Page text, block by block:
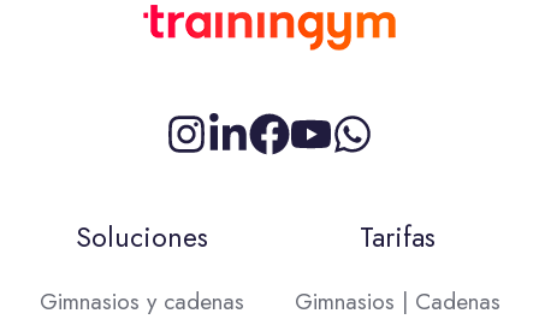
Síguenos¿Conectamos
Síguenos
Facebook
Síguenos
YouTube
Soluciones
Gimnasios y cadenas
Tarifas
Gimnasios | Cadenas